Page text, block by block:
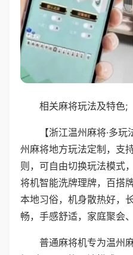
相关麻将玩法及特色;
【浙江温州麻将·多
州麻将地方玩法定制，支
则，可自由切换玩法模式
将机智能洗牌理牌，百搭
本地习俗，机身散热好，
畅，手感舒适，家庭聚会
普通麻将机专为温州